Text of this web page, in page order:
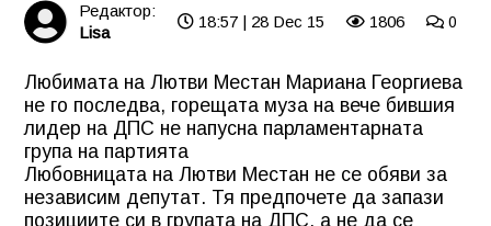
Редактор:
Lisa
18:57 | 28 Dec 15 1806 0
Любимата на Лютви Местан Мариана Георгиева
не го последва, горещата муза на вече бившия
лидер на ДПС не напусна парламентарната
група на партията
Любовницата на Лютви Местан не се обяви за
независим депутат. Тя предпочете да запази
позициите си в групата на ДПС, а не да се